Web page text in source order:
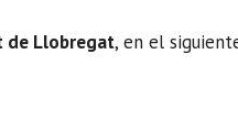
de Llobregat, en el